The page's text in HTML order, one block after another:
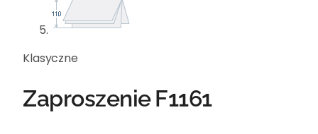
Klasyczne
Zaproszenie F1161